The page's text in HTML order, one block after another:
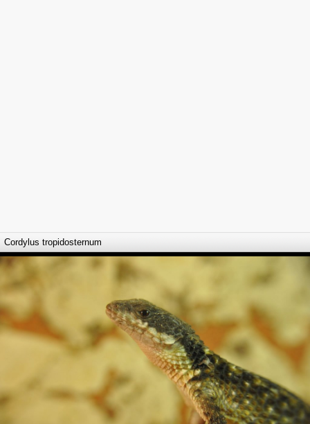
Cordylus tropidosternum